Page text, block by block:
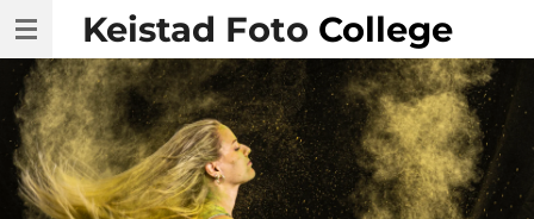
Ga
direct
naar
de
hoofdinhoud
Keistad Foto College